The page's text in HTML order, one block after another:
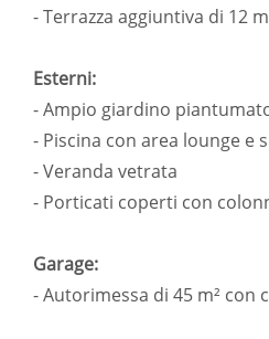
- Terrazza aggiuntiva di 12
Esterni:
- Ampio giardino
- Piscina con area lounge e
- Veranda vetrata
- Porticati coperti con
Garage:
- Autorimessa di 45 m² con